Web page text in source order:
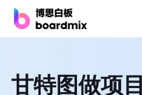
甘特图做项